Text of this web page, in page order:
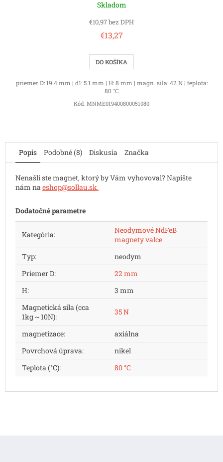
Skladom
€10,97 bez DPH
€13,27
DO KOŠÍKA
priemer D: 19.4 mm | d1: 5.1 mm | H: 8 mm | magn. sila: 42 N | teplota:
80 °C
Kód: MNME019400800051080
Popis Podobné (8) Diskusia Značka
Nenašli ste magnet, ktorý by Vám vyhovoval? Napíšte
nám naeshop@sollau.sk.
Dodatočné parametre
Kategória:
Neodymové NdFeB
magnety valce
Typ:
neodym
Priemer D:
22 mm
H:
3 mm
Magnetická sila (cca
1kg ~ 10N):
35 N
magnetizace:
axiálna
Povrchová úprava:
nikel
Teplota (°C): 80 °C